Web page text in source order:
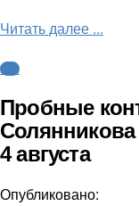
Читать далее ...
КХЛ
Пробные
4 августа
Опубликовано: